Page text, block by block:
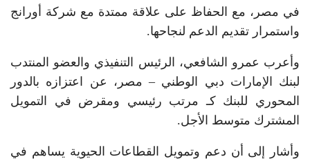
في مصر، مع الحفاظ على علاقة ممتدة مع شركة أورانج
واستمرار تقديم الدعم لنجاحها.
وأعرب عمرو الشافعي، الرئيس التنفيذي والعضو المنتدب
لبنك الإمارات دبي الوطني – مصر، عن اعتزازه بالدور
المحوري للبنك كـ مرتب رئيسي ومقرض في التمويل
المشترك متوسط الأجل.
وأشار إلى أن دعم وتمويل القطاعات الحيوية يساهم في